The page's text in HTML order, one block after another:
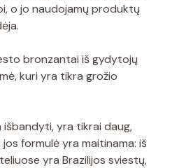
o jo naudojamų produktų
bronzantai iš gydytojų
kuri yra tikra grožio
išbandyti, yra tikrai daug,
formulė yra maitinama: iš
yra Brazilijos sviestų,